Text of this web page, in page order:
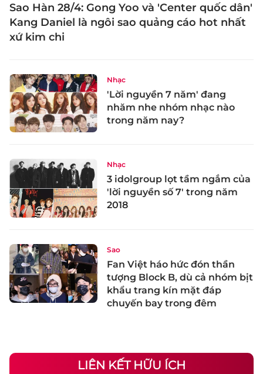
Sao Hàn 28/4: Gong Yoo và 'Center quốc dân'
Kang Daniel là ngôi sao quảng cáo hot nhất
xứ kim chi
Nhạc
'Lời nguyền 7 năm' đang
nhăm nhe nhóm nhạc nào
trong năm nay?
Nhạc
3 idolgroup lọt tầm ngắm của
'lời nguyền số 7' trong năm
2018
Sao
Fan Việt háo hức đón thần
tượng Block B, dù cả nhóm bịt
khẩu trang kín mặt đáp
chuyến bay trong đêm
LIÊN KẾT HỮU ÍCH